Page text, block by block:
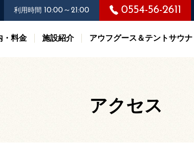
利用時間 10:00～21:00 0554-56-2611
・料金 施設紹介 アウフグース＆テントサウナ
アクセス